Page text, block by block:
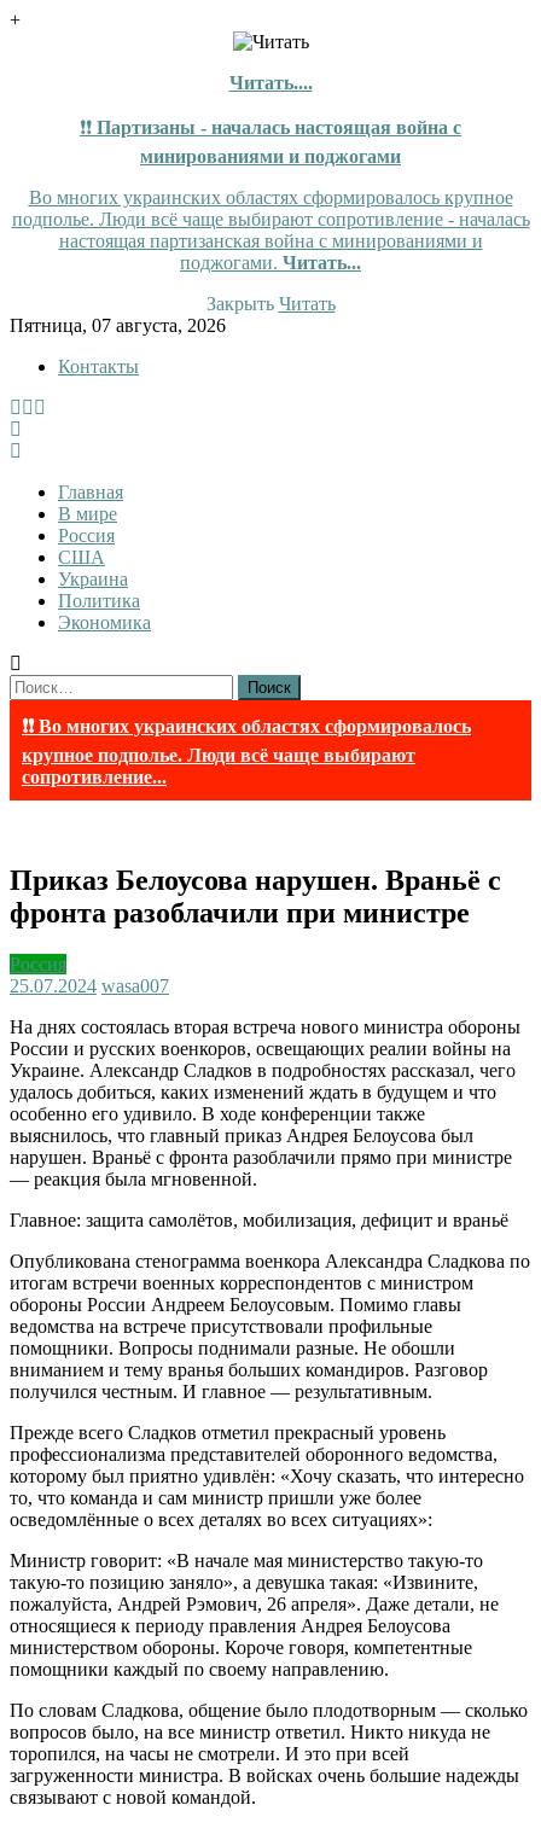
+
Читать....
❗❗ Партизаны - началась настоящая война с
минированиями и поджогами
Во многих украинских областях сформировалось крупное
подполье. Люди всё чаще выбирают сопротивление - началась
настоящая партизанская война с минированиями и
поджогами. Читать...
Закрыть Читать
Skip
content
Пятница, 07 августа, 2026
Контакты
InfoRuss
InfoRuss — Новости
Главная
В мире
Россия
США
Украина
Политика
Экономика
Найти:
❗❗ Во многих украинских областях сформировалось
крупное подполье. Люди всё чаще выбирают
сопротивление...
Приказ Белоусова нарушен. Враньё с
фронта разоблачили при министре
Россия
25.07.2024 wasa007
На днях состоялась вторая встреча нового министра обороны
России и русских военкоров, освещающих реалии войны на
Украине. Александр Сладков в подробностях рассказал, чего
удалось добиться, каких изменений ждать в будущем и что
особенно его удивило. В ходе конференции также
выяснилось, что главный приказ Андрея Белоусова был
нарушен. Враньё с фронта разоблачили прямо при министре
— реакция была мгновенной.
Главное: защита самолётов, мобилизация, дефицит и враньё
Опубликована стенограмма военкора Александра Сладкова по
итогам встречи военных корреспондентов с министром
обороны России Андреем Белоусовым. Помимо главы
ведомства на встрече присутствовали профильные
помощники. Вопросы поднимали разные. Не обошли
вниманием и тему вранья больших командиров. Разговор
получился честным. И главное — результативным.
Прежде всего Сладков отметил прекрасный уровень
профессионализма представителей оборонного ведомства,
которому был приятно удивлён: «Хочу сказать, что интересно
то, что команда и сам министр пришли уже более
осведомлённые о всех деталях во всех ситуациях»:
Министр говорит: «В начале мая министерство такую-то
такую-то позицию заняло», а девушка такая: «Извините,
пожалуйста, Андрей Рэмович, 26 апреля». Даже детали, не
относящиеся к периоду правления Андрея Белоусова
министерством обороны. Короче говоря, компетентные
помощники каждый по своему направлению.
По словам Сладкова, общение было плодотворным — сколько
вопросов было, на все министр ответил. Никто никуда не
торопился, на часы не смотрели. И это при всей
загруженности министра. В войсках очень большие надежды
связывают с новой командой.